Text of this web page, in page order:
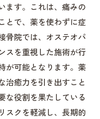
ます。これは、痛みの
とで、薬を使わずに症
骨院では、オステオパ
スを重視した施術が行
が可能となります。薬
治癒力を引き出すこと
な役割を果たしている
スクを軽減し、長期的